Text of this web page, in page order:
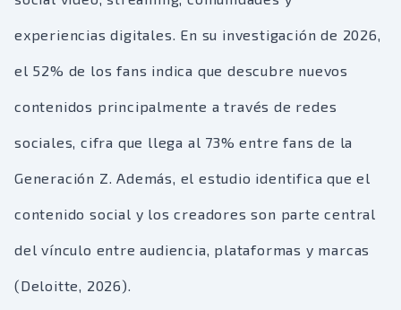
experiencias digitales. En su investigación de 2026,
el 52% de los fans indica que descubre nuevos
contenidos principalmente a través de redes
sociales, cifra que llega al 73% entre fans de la
Generación Z. Además, el estudio identifica que el
contenido social y los creadores son parte central
del vínculo entre audiencia, plataformas y marcas
(Deloitte, 2026).